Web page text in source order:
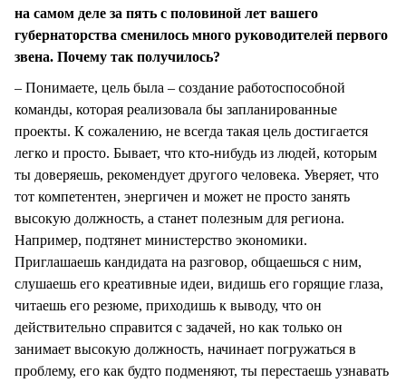
на самом деле за пять с половиной лет вашего
губернаторства сменилось много руководителей первого
звена. Почему так получилось?
– Понимаете, цель была – создание работоспособной
команды, которая реализовала бы запланированные
проекты. К сожалению, не всегда такая цель достигается
легко и просто. Бывает, что кто-нибудь из людей, которым
ты доверяешь, рекомендует другого человека. Уверяет, что
тот компетентен, энергичен и может не просто занять
высокую должность, а станет полезным для региона.
Например, подтянет министерство экономики.
Приглашаешь кандидата на разговор, общаешься с ним,
слушаешь его креативные идеи, видишь его горящие глаза,
читаешь его резюме, приходишь к выводу, что он
действительно справится с задачей, но как только он
занимает высокую должность, начинает погружаться в
проблему, его как будто подменяют, ты перестаешь узнавать